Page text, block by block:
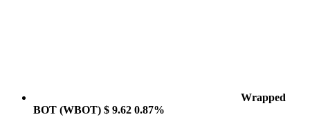
Wrapped
BOT (WBOT) $ 9.62 0.87%